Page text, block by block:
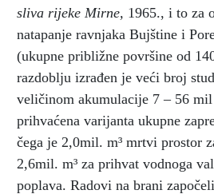
sliva rijeke Mirne, 1965., i to za
natapanje ravnjaka Bujštine i
(ukupne približne površine od
razdoblju izrađen je veći broj
veličinom akumulacije 7 – 56
prihvaćena varijanta ukupne
čega je 2,0mil. m³ mrtvi prostor
2,6mil. m³ za prihvat vodnoga
poplava. Radovi na brani